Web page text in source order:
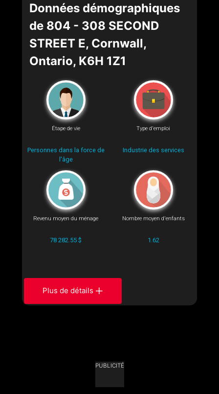
Données démographiques
de 804 - 308 SECOND
STREET E, Cornwall,
Ontario, K6H 1Z1
Étape de vie
Personnes dans la force de
l'âge
Type d'emploi
Industrie des services
Revenu moyen du ménage
78 282.55 $
Nombre moyen d'enfants
1.62
Plus de détails
PUBLICITÉ